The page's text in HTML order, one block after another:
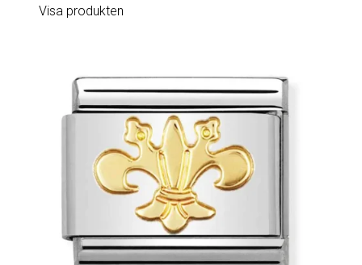
Visa produkten